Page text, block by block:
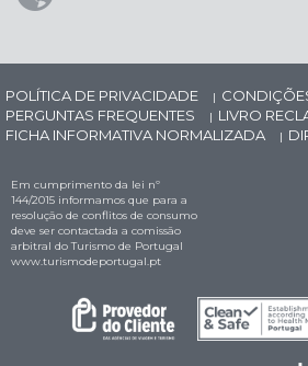
POLÍTICA DE PRIVACIDADE |
PERGUNTAS FREQUENTES | LIVRO
FICHA INFORMATIVA NORMALIZADA |
Em cumprimento da lei nº
144/2015 informamos que para a
resolução de conflitos de consumo
deve ser contactada a comissão
arbitral do Turismo de Portugal
www.turismodeportugal.pt